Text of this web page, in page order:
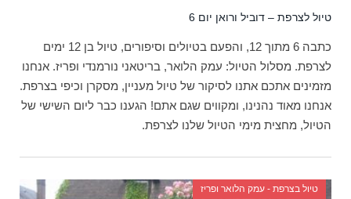
טיול לצרפת – דוביל ורואן יום 6
כתבה 6 מתוך 12, והפעם בטיולים וסיפורים, טיול בן 12 ימים
לצרפת. מסלול הטיול: עמק הלואר, בריטאני נורמנדי ופריז. אנחנו
מזמינים אתכם אתנו לסיקור של טיול מעניין, מסקרן וכיפי בצרפת.
אנחנו מאוד נהנינו, ומקווים שגם אתם! הגענו כבר ליום השישי של
הטיול, מחצית מימי הטיול שלנו לצרפת.
טיול בצרפת - עמק הלואר ופריז